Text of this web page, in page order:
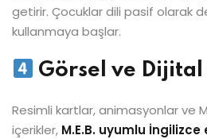
getirir. Çocuklar dili pasif olarak
kullanmaya başlar.
Görsel ve
Resimli kartlar, animasyonlar ve
içerikler, M.E.B. uyumlu